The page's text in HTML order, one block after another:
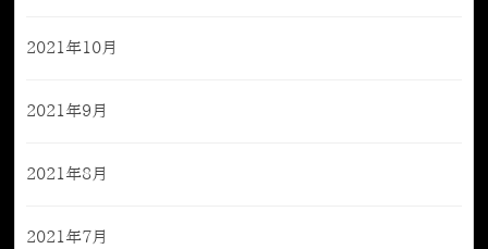
2021年10月
2021年9月
2021年8月
2021年7月